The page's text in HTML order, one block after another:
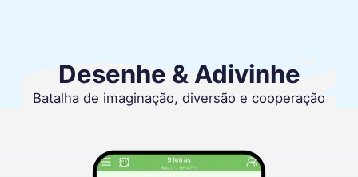
Desenhe & Adivinhe
Batalha de imaginação, diversão e cooperação